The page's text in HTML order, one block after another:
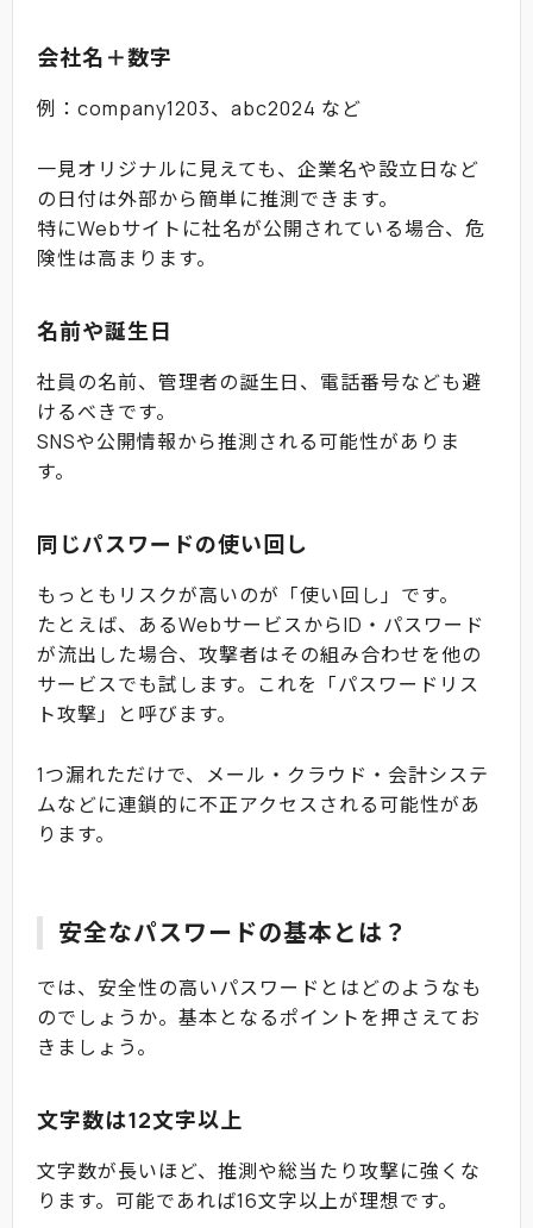
会社名＋数字
例：company1203、abc2024 など
一見オリジナルに見えても、企業名や設立日など
の日付は外部から簡単に推測できます。
特にWebサイトに社名が公開されている場合、危
険性は高まります。
名前や誕生日
社員の名前、管理者の誕生日、電話番号なども避
けるべきです。
SNSや公開情報から推測される可能性がありま
す。
同じパスワードの使い回し
もっともリスクが高いのが「使い回し」です。
たとえば、あるWebサービスからID・パスワード
が流出した場合、攻撃者はその組み合わせを他の
サービスでも試します。これを「パスワードリス
ト攻撃」と呼びます。
1つ漏れただけで、メール・クラウド・会計システ
ムなどに連鎖的に不正アクセスされる可能性があ
ります。
安全なパスワードの基本とは？
では、安全性の高いパスワードとはどのようなも
のでしょうか。基本となるポイントを押さえてお
きましょう。
文字数は12文字以上
文字数が長いほど、推測や総当たり攻撃に強くな
ります。可能であれば16文字以上が理想です。